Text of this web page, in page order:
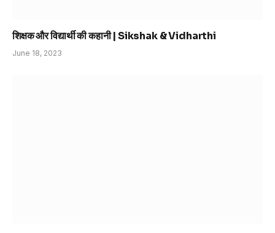
शिक्षक और विद्यार्थी की कहानी | Sikshak & Vidharthi
June 18, 2023